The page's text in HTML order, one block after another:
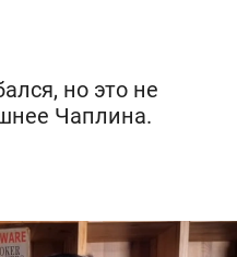
но это не
Чаплина.